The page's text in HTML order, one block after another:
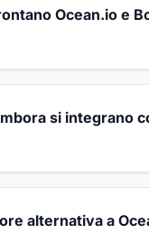
Ocean.io e
si integrano
alternativa a